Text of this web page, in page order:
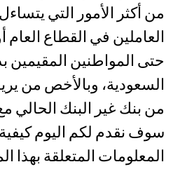
من أكثر الأمور التي
العاملين في القطاع العام
حتى المواطنين المقيمين
السعودية، وبالأخص من
من بنك غير البنك الحالي
سوف نقدم لكم اليوم
المعلومات المتعلقة بهذا